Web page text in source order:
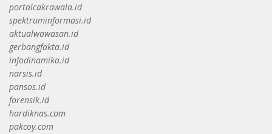
portalcakrawala.id
spektruminformasi.id
aktualwawasan.id
gerbangfakta.id
infodinamika.id
narsis.id
pansos.id
forensik.id
hardiknas.com
pakcoy.com